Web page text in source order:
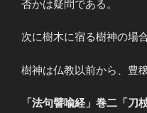
否かは疑問である。
次に樹木に宿る樹神の場
樹神は仏教以前から、豊
「法句譬喩経」巻二「刀